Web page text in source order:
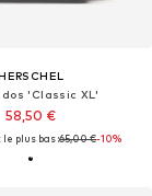
'Classic XL'
58,50 €
plus bas :65,00 €-10%